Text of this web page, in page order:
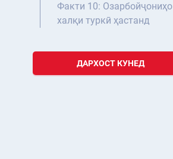
Факти 10: Озарбойҷониҳо
халқи туркӣ ҳастанд
ДАРХОСТ КУНЕД